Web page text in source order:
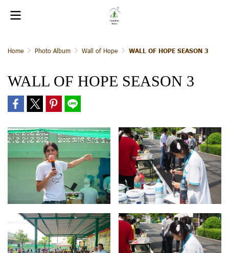
Home Photo Album Wall of Hope WALL OF HOPE SEASON 3
WALL OF HOPE SEASON 3